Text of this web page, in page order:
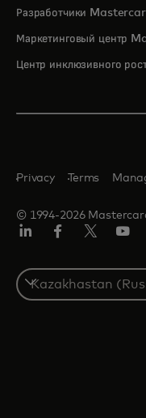
Разработчики
Маркетинговый центр
Центр инклюзивного
© 1994-2026
Privacy Terms
Select
a
country